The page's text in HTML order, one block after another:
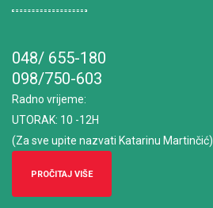
048/ 655-180
098/750-603
Radno vrijeme:
UTORAK: 10 -12H
(Za sve upite nazvati Katarinu Martinčić)
PROČITAJ VIŠE